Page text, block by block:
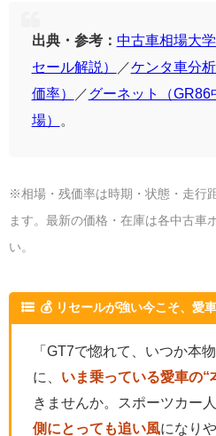
出典・参考： 中古車相場大
セール解説）
／ケンタ車分
価率）
／グーネット（GR86
場）
※相場・残価率は時期・状態・走行
ます。最新の価格・在庫は各中古車
い。
💰 リセールが強い今こそ、愛
「GT7で惚れて、いつか本
に、 いま乗っている愛車の“
きませんか。スポーツカー
側にとっても追い風になり